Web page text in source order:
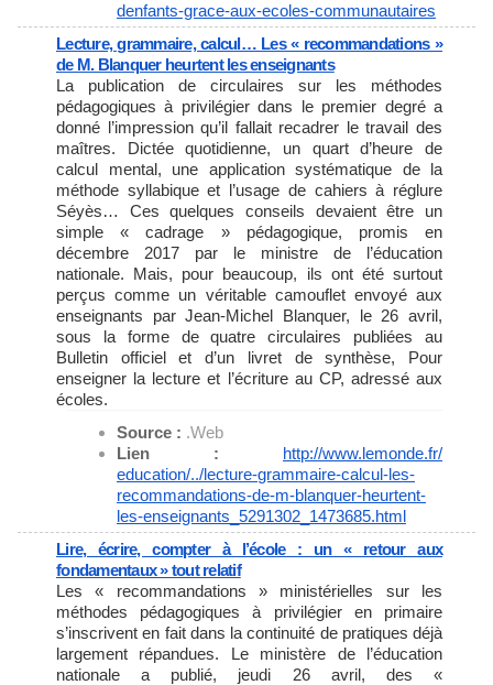
denfants-grace-aux-ecoles-communautaires
Lecture, grammaire, calcul… Les « recommandations »
de M. Blanquer heurtent les enseignants
La publication de circulaires sur les méthodes
pédagogiques à privilégier dans le premier degré a
donné l’impression qu’il fallait recadrer le travail des
maîtres. Dictée quotidienne, un quart d’heure de
calcul mental, une application systématique de la
méthode syllabique et l’usage de cahiers à réglure
Séyès… Ces quelques conseils devaient être un
simple « cadrage » pédagogique, promis en
décembre 2017 par le ministre de l’éducation
nationale. Mais, pour beaucoup, ils ont été surtout
perçus comme un véritable camouflet envoyé aux
enseignants par Jean-Michel Blanquer, le 26 avril,
sous la forme de quatre circulaires publiées au
Bulletin officiel et d’un livret de synthèse, Pour
enseigner la lecture et l’écriture au CP, adressé aux
écoles.
Source : .Web
Lien : http://www.lemonde.fr/
education/../lecture-grammaire-calcul-les-
recommandations-de-m-blanquer-heurtent-
les-enseignants_ 5291302_1473685.html
Lire, écrire, compter à l’école : un « retour aux
fondamentaux » tout relatif
Les « recommandations » ministérielles sur les
méthodes pédagogiques à privilégier en primaire
s’inscrivent en fait dans la continuité de pratiques déjà
largement répandues. Le ministère de l’éducation
nationale a publié, jeudi 26 avril, des «